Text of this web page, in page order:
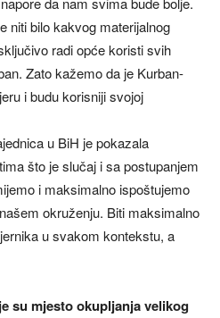
niti bilo kakvog materijalnog
radi opće koristi svih
Zato kažemo da je Kurban-
i budu korisniji svojoj
u BiH je pokazala
što je slučaj i sa postupanjem
i maksimalno ispoštujemo
okruženju. Biti maksimalno
u svakom kontekstu, a
su mjesto okupljanja velikog